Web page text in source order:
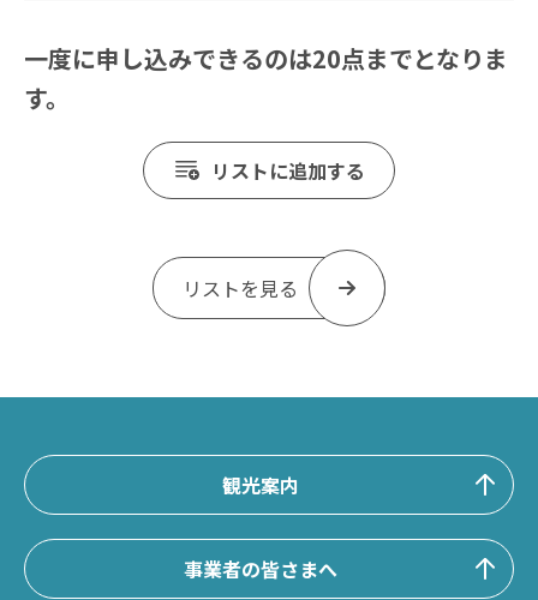
一度に申し込みできるのは20点までとなりま
す。
リストに追加する
リストを見る
観光案内
事業者の皆さまへ